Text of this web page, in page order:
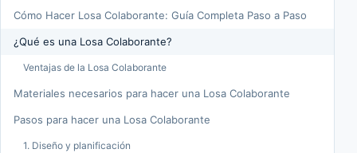
Cómo Hacer Losa Colaborante: Guía Completa Paso a Paso
¿Qué es una Losa Colaborante?
Ventajas de la Losa Colaborante
Materiales necesarios para hacer una Losa Colaborante
Pasos para hacer una Losa Colaborante
1. Diseño y planificación